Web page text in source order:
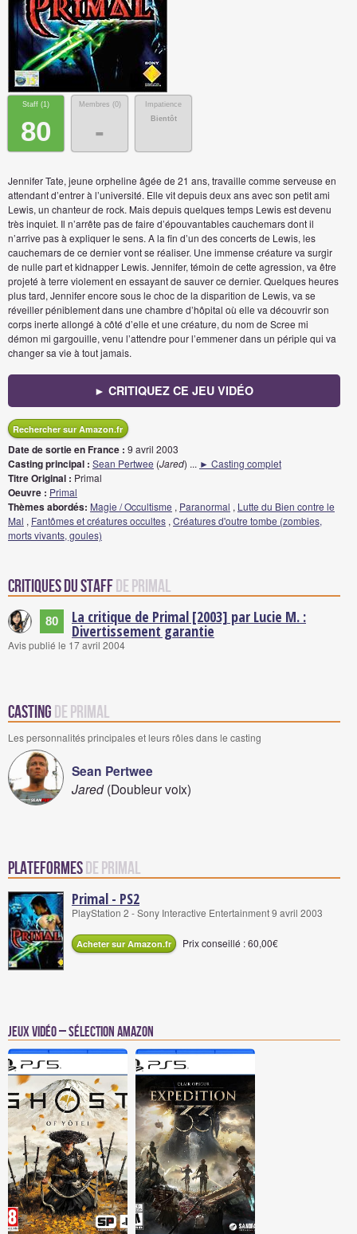
Staff (1)
80
Membres (0)
-
Impatience
Bientôt
Jennifer Tate, jeune orpheline âgée de 21 ans, travaille comme serveuse en
attendant d’entrer à l’université. Elle vit depuis deux ans avec son petit ami
Lewis, un chanteur de rock. Mais depuis quelques temps Lewis est devenu
très inquiet. Il n’arrête pas de faire d’épouvantables cauchemars dont il
n’arrive pas à expliquer le sens. A la fin d’un des concerts de Lewis, les
cauchemars de ce dernier vont se réaliser. Une immense créature va surgir
de nulle part et kidnapper Lewis. Jennifer, témoin de cette agression, va être
projeté à terre violement en essayant de sauver ce dernier. Quelques heures
plus tard, Jennifer encore sous le choc de la disparition de Lewis, va se
réveiller péniblement dans une chambre d’hôpital où elle va découvrir son
corps inerte allongé à côté d’elle et une créature, du nom de Scree mi
démon mi gargouille, venu l’attendre pour l’emmener dans un périple qui va
changer sa vie à tout jamais.
► CRITIQUEZ CE JEU VIDÉO
Rechercher sur Amazon.fr
Date de sortie en France : 9 avril 2003
Casting principal : Sean Pertwee (Jared) ... ► Casting complet
Titre Original : Primal
Oeuvre : Primal
Thèmes abordés: Magie / Occultisme , Paranormal , Lutte du Bien contre le
Mal , Fantômes et créatures occultes , Créatures d'outre tombe (zombies,
morts vivants, goules)
Critiques du staffde Primal
80 La critique de Primal [2003] par Lucie M. :
Divertissement garantie
Avis publié le 17 avril 2004
Casting de Primal
Les personnalités principales et leurs rôles dans le casting
Sean Pertwee
Jared(Doubleur voix)
Plateformesde Primal
Primal - PS2
PlayStation 2 - Sony Interactive Entertainment 9 avril 2003
Acheter sur Amazon.fr Prix conseillé : 60,00€
Jeux vidéo – Sélection Amazon